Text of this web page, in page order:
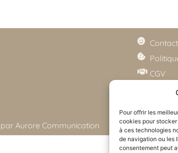
Pour offrir les
cookies pour
à ces technologies
de navigation ou les
consentement peut
Contact
CGV
par Aurore Communication